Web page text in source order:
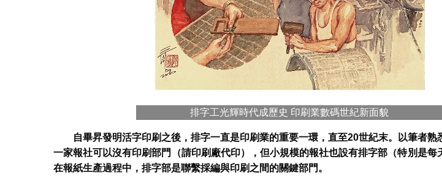
排字工光輝時代成歷史 印刷業數碼世紀新面貌
自畢昇發明活字印刷之後，排字一直是印刷業的重要一環，直至20世紀末。以筆者熟
一家報社可以沒有印刷部門（請印刷廠代印），但小規模的報社也設有排字部（特別是每
在報紙生產過程中，排字部是聯繫採編與印刷之間的關鍵部門。